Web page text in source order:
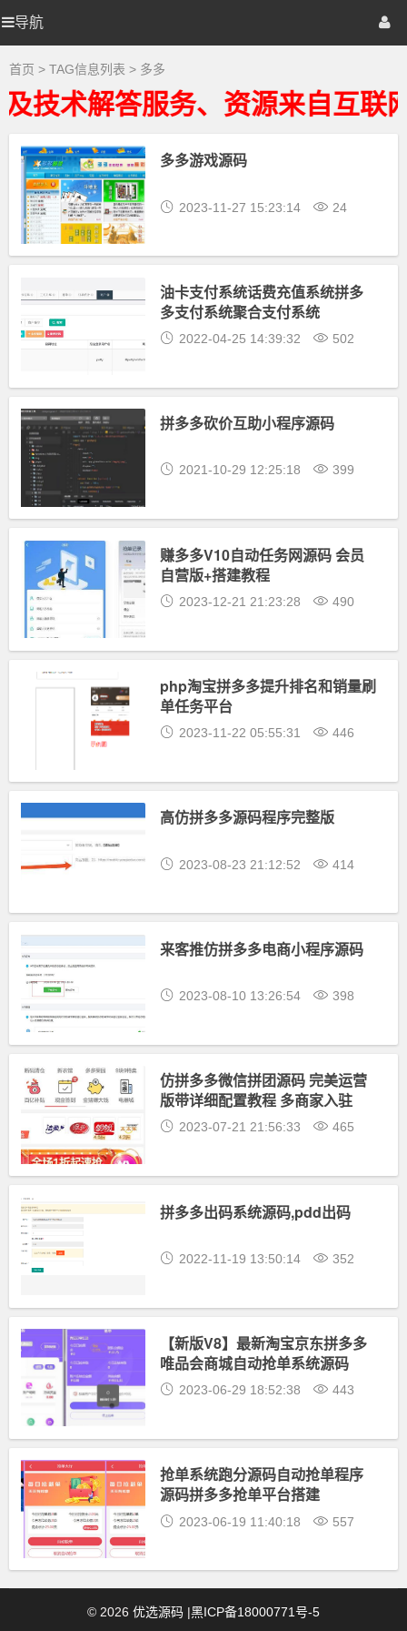
导航
全
-
多
相
新
资
源
下
载
优
选
源
棋牌源码
首页 > TAG信息列表 > 多多
技术解答服务、资源来自互联
多多游戏源码
2023-11-27 15:23:14 24
油卡支付系统话费充值系统拼多
多支付系统聚合支付系统
2022-04-25 14:39:32 502
拼多多砍价互助小程序源码
2021-10-29 12:25:18 399
赚多多V10自动任务网源码 会员
自营版+搭建教程
2023-12-21 21:23:28 490
php淘宝拼多多提升排名和销量刷
单任务平台
2023-11-22 05:55:31 446
高仿拼多多源码程序完整版
2023-08-23 21:12:52 414
来客推仿拼多多电商小程序源码
2023-08-10 13:26:54 398
仿拼多多微信拼团源码 完美运营
版带详细配置教程 多商家入驻
2023-07-21 21:56:33 465
拼多多出码系统源码,pdd出码
2022-11-19 13:50:14 352
【新版V8】最新淘宝京东拼多多
唯品会商城自动抢单系统源码
2023-06-29 18:52:38 443
抢单系统跑分源码自动抢单程序
源码拼多多抢单平台搭建
2023-06-19 11:40:18 557
© 2026 优选源码 |黑ICP备18000771号-5